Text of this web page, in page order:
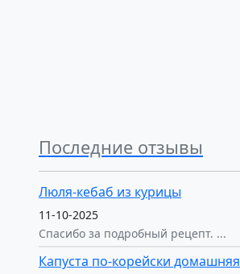
Последние отзывы
Люля-кебаб из курицы
11-10-2025
Спасибо за подробный рецепт. ...
Капуста по-корейски домашняя